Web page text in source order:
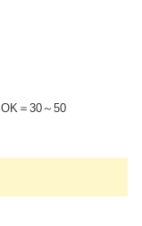
＝30～50